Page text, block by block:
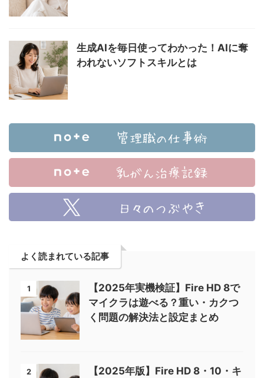
生成AIを毎日使ってわかった！AIに奪
われないソフトスキルとは
よく読まれている記事
1
【2025年実機検証】Fire HD 8で
マイクラは遊べる？重い・カクつ
く問題の解決法と設定まとめ
2
【2025年版】Fire HD 8・10・キ